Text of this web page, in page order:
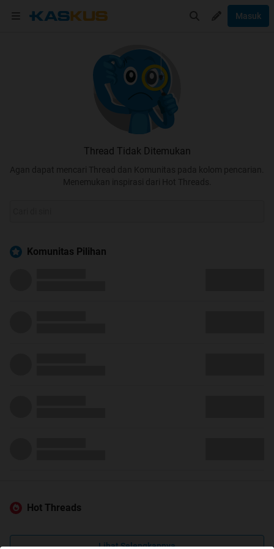
Masuk
Thread Tidak Ditemukan
Agan dapat mencari Thread dan Komunitas pada kolom pencarian.
Menemukan inspirasi dari Hot Threads.
Komunitas Pilihan
Hot Threads
Lihat Selengkapnya